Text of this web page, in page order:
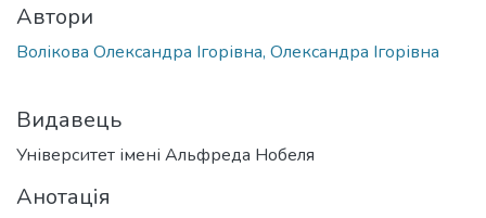
Автори
Волікова Олександра Ігорівна, Олександра Ігорівна
Видавець
Університет імені Альфреда Нобеля
Анотація